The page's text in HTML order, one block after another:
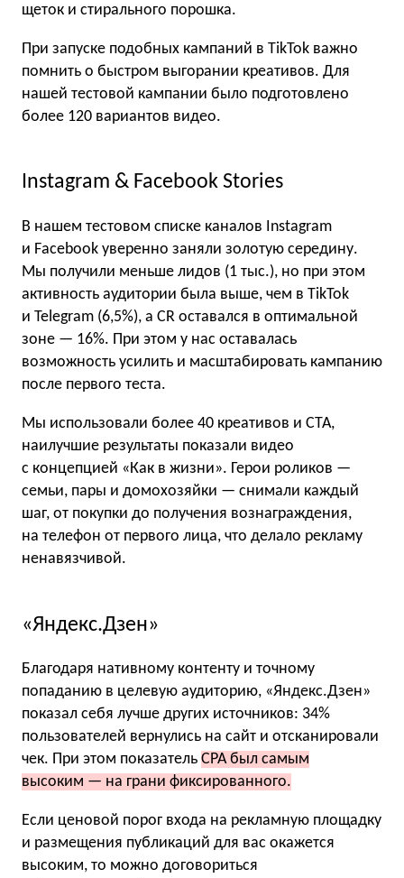
щеток и стирального порошка.
При запуске подобных кампаний в TikTok важно
помнить о быстром выгорании креативов. Для
нашей тестовой кампании было подготовлено
более 120 вариантов видео.
Instagram & Facebook Stories
В нашем тестовом списке каналов Instagram
и Facebook уверенно заняли золотую середину.
Мы получили меньше лидов (1 тыс.), но при этом
активность аудитории была выше, чем в TikTok
и Telegram (6,5%), а CR оставался в оптимальной
зоне — 16%. При этом у нас оставалась
возможность усилить и масштабировать кампанию
после первого теста.
Мы использовали более 40 креативов и CTA,
наилучшие результаты показали видео
с концепцией «Как в жизни». Герои роликов —
семьи, пары и домохозяйки — снимали каждый
шаг, от покупки до получения вознаграждения,
на телефон от первого лица, что делало рекламу
ненавязчивой.
«Яндекс.Дзен»
Благодаря нативному контенту и точному
попаданию в целевую аудиторию, «Яндекс.Дзен»
показал себя лучше других источников: 34%
пользователей вернулись на сайт и отсканировали
чек. При этом показатель CPA был самым
высоким — на грани фиксированного.
Если ценовой порог входа на рекламную площадку
и размещения публикаций для вас окажется
высоким, то можно договориться